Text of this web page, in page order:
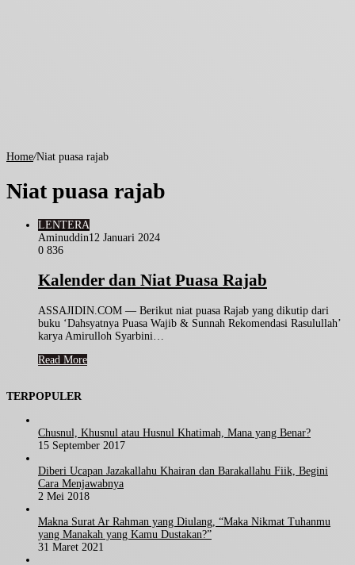
Home/Niat puasa rajab
Niat puasa rajab
LENTERA
Aminuddin12 Januari 2024
0 836
Kalender dan Niat Puasa Rajab
ASSAJIDIN.COM — Berikut niat puasa Rajab yang dikutip dari
buku ‘Dahsyatnya Puasa Wajib & Sunnah Rekomendasi Rasulullah’
karya Amirulloh Syarbini…
Read More
TERPOPULER
Chusnul, Khusnul atau Husnul Khatimah, Mana yang Benar?
15 September 2017
Diberi Ucapan Jazakallahu Khairan dan Barakallahu Fiik, Begini
Cara Menjawabnya
2 Mei 2018
Makna Surat Ar Rahman yang Diulang, “Maka Nikmat Tuhanmu
yang Manakah yang Kamu Dustakan?”
31 Maret 2021